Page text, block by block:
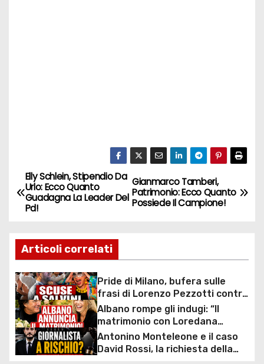
N
a
i
g
a
z
i
Gianmarco Tamberi,
Patrimonio: Ecco Quanto
Possiede Il Campione!
Elly Schlein, Stipendio Da
Urlo: Ecco Quanto
Guadagna La Leader Del
Pd!
Articoli correlati
Pride di Milano, bufera sulle
frasi di Lorenzo Pezzotti contro
Salvini: arrivano le scuse dopo
la minaccia di querela
Albano rompe gli indugi: “Il
matrimonio con Loredana
Lecciso arriva”, la svolta dopo
anni insieme
Antonino Monteleone e il caso
David Rossi, la richiesta della